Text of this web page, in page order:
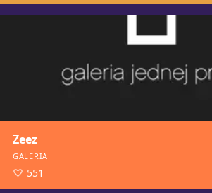
Zeez
GALERIA
551